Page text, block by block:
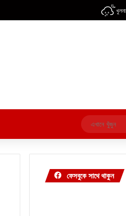
খুলনা
ফেসবুকে সাথে থাকুন